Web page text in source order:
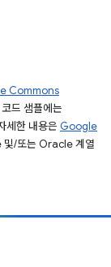
Commons
드 샘플에는
세한 내용은 Google
및/또는 Oracle 계열